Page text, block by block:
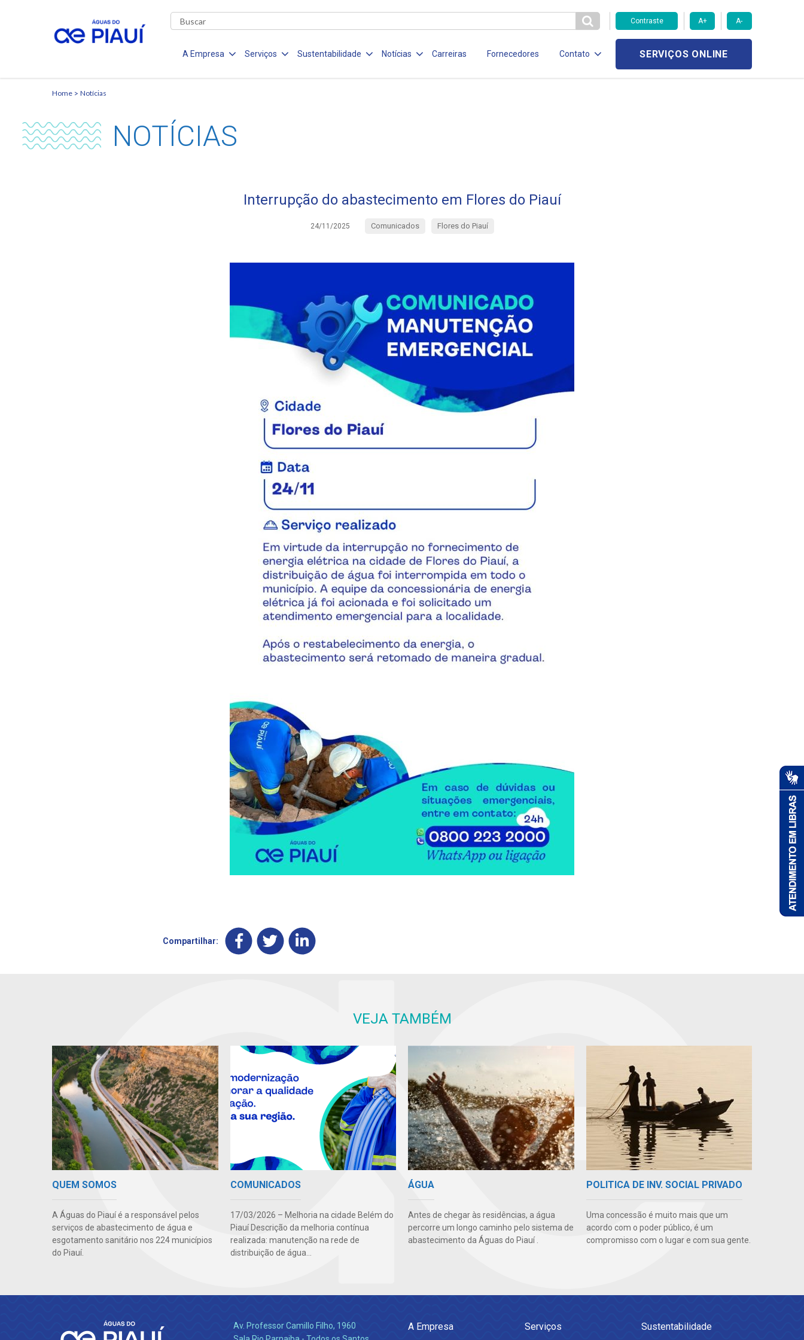
Contraste A+ A-
A Empresa Serviços Sustentabilidade Notícias Carreiras Fornecedores Contato SERVIÇOS ONLINE
Home Notícias
NOTÍCIAS
Interrupção do abastecimento em Flores do Piauí
24/11/2025 Comunicados Flores do Piauí
Compartilhar:
VEJA TAMBÉM
QUEM SOMOS
A Águas do Piauí é a responsável pelos
serviços de abastecimento de água e
esgotamento sanitário nos 224 municípios
do Piauí.
COMUNICADOS
17/03/2026 – Melhoria na cidade Belém do
Piauí Descrição da melhoria contínua
realizada: manutenção na rede de
distribuição de água...
ÁGUA
Antes de chegar às residências, a água
percorre um longo caminho pelo sistema de
abastecimento da Águas do Piauí .
POLITICA DE INV. SOCIAL PRIVADO
Uma concessão é muito mais que um
acordo com o poder público, é um
compromisso com o lugar e com sua gente.
Av. Professor Camillo Filho, 1960
A Empresa Serviços Sustentabilidade